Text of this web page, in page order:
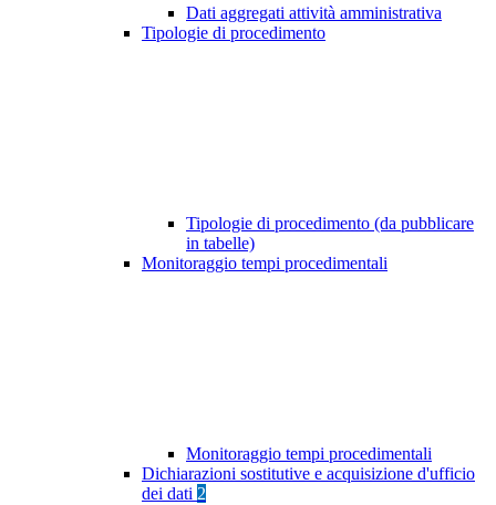
Dati aggregati attività amministrativa
Tipologie di procedimento
Tipologie di procedimento (da pubblicare
in tabelle)
Monitoraggio tempi procedimentali
Monitoraggio tempi procedimentali
Dichiarazioni sostitutive e acquisizione d'ufficio
dei dati 2